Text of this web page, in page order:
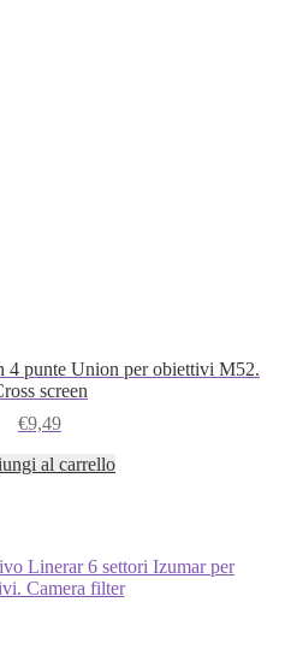
4 punte Union per obiettivi M52.
screen
€9,49
al carrello